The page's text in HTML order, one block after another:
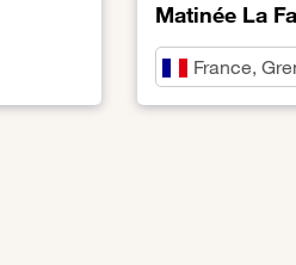
Matinée La
France,
Lien vers